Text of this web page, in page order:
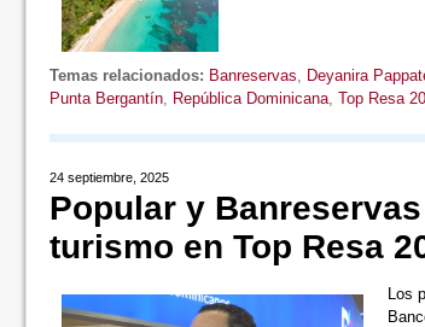
Temas relacionados: Banreservas, Deyanira
Punta Bergantín, República Dominicana, Top Resa
24 septiembre, 2025
Popular y
turismo en Top Resa
Los